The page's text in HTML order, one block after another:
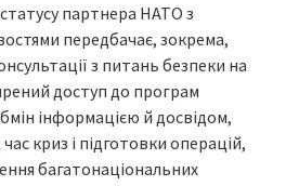
партнера НАТО з
передбачає, зокрема,
з питань безпеки на
доступ до програм
інформацією й досвідом,
криз і підготовки операцій,
багатонаціональних